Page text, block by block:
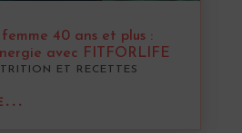
40 ans et plus :
avec FITFORLIFE
ET RECETTES